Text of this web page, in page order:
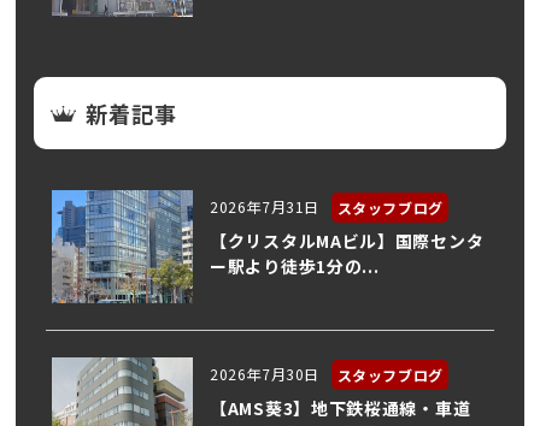
新着記事
2026年7月31日 スタッフブログ
【クリスタルMAビル】国際センタ
ー駅より徒歩1分の...
2026年7月30日 スタッフブログ
【AMS葵3】地下鉄桜通線・車道